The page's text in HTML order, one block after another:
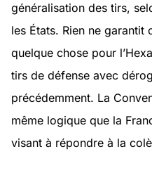
généralisation des tirs,
les États. Rien ne garantit
quelque chose pour
tirs de défense avec
précédemment. La
même logique que la
visant à répondre à la